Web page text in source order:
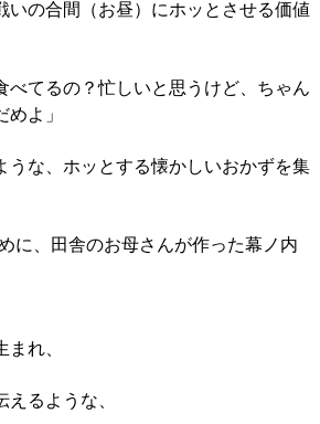
いの合間（お昼）にホッとさせる価値
べてるの？忙しいと思うけど、ちゃん
よ」
うな、ホッとする懐かしいおかずを集
に、田舎のお母さんが作った幕ノ内
れ、
るような、